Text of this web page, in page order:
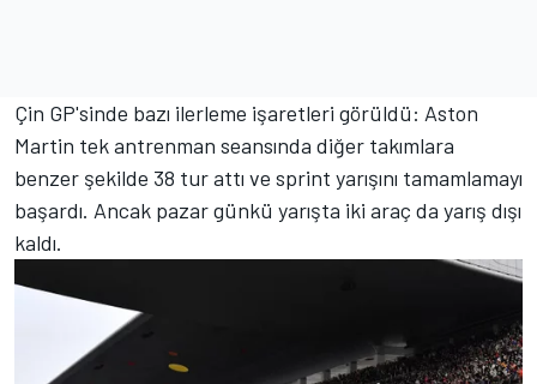
Çin GP'sinde bazı ilerleme işaretleri görüldü: Aston
Martin tek antrenman seansında diğer takımlara
benzer şekilde 38 tur attı ve sprint yarışını tamamlamayı
başardı. Ancak pazar günkü yarışta iki araç da yarış dışı
kaldı.